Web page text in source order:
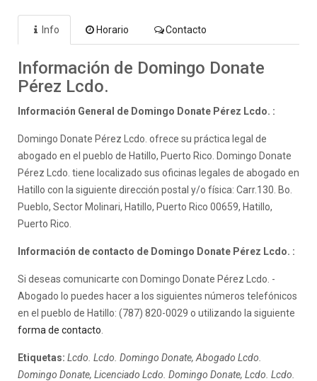
Info Horario Contacto
Información de Domingo Donate
Pérez Lcdo.
Información General de Domingo Donate Pérez Lcdo. :
Domingo Donate Pérez Lcdo. ofrece su práctica legal de
abogado en el pueblo de Hatillo, Puerto Rico. Domingo Donate
Pérez Lcdo. tiene localizado sus oficinas legales de abogado en
Hatillo con la siguiente dirección postal y/o física: Carr.130. Bo.
Pueblo, Sector Molinari, Hatillo, Puerto Rico 00659, Hatillo,
Puerto Rico.
Información de contacto de Domingo Donate Pérez Lcdo. :
Si deseas comunicarte con Domingo Donate Pérez Lcdo. -
Abogado lo puedes hacer a los siguientes números telefónicos
en el pueblo de Hatillo: (787) 820-0029 o utilizando la siguiente
forma de contacto
Etiquetas: Lcdo. Lcdo. Domingo Donate, Abogado Lcdo.
Domingo Donate, Licenciado Lcdo. Domingo Donate, Lcdo. Lcdo.